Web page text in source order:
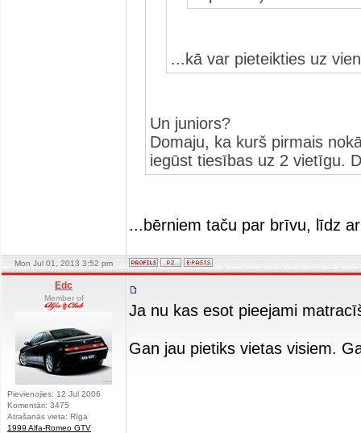
...kā var pieteikties uz
Un juniors?
Domaju, ka kurš pirmais
iegūst tiesības uz 2 vietīgu.
...bērniem taču par brīvu, līdz
Mon Jul 01, 2013 3:52 pm
Edc
Member of
Pievienojies: 12 Jul 2006
Komentāri: 3475
Atrašanās vieta: Rīga
1999 Alfa-Romeo GTV
Ja nu kas esot pieejami
Gan jau pietiks vietas visiem.